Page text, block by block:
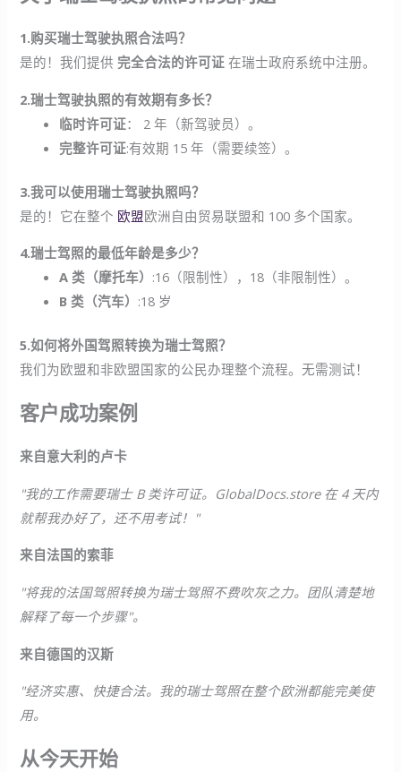
1.购买瑞士驾驶执照合法吗？
是的！我们提供 完全合法的许可证 在瑞士政府系统中注册。
2.瑞士驾驶执照的有效期有多长？
临时许可证： 2 年（新驾驶员）。
完整许可证:有效期 15 年（需要续签）。
3.我可以使用瑞士驾驶执照吗？
是的！它在整个 欧盟欧洲自由贸易联盟和 100 多个国家。
4.瑞士驾照的最低年龄是多少？
A 类（摩托车） :16（限制性），18（非限制性）。
B 类（汽车） :18 岁
5.如何将外国驾照转换为瑞士驾照？
我们为欧盟和非欧盟国家的公民办理整个流程。无需测试！
客户成功案例
来自意大利的卢卡
"我的工作需要瑞士 B 类许可证。GlobalDocs.store 在 4 天内
就帮我办好了，还不用考试！"
来自法国的索菲
"将我的法国驾照转换为瑞士驾照不费吹灰之力。团队清楚地
解释了每一个步骤"。
来自德国的汉斯
"经济实惠、快捷合法。我的瑞士驾照在整个欧洲都能完美使
用。
从今天开始